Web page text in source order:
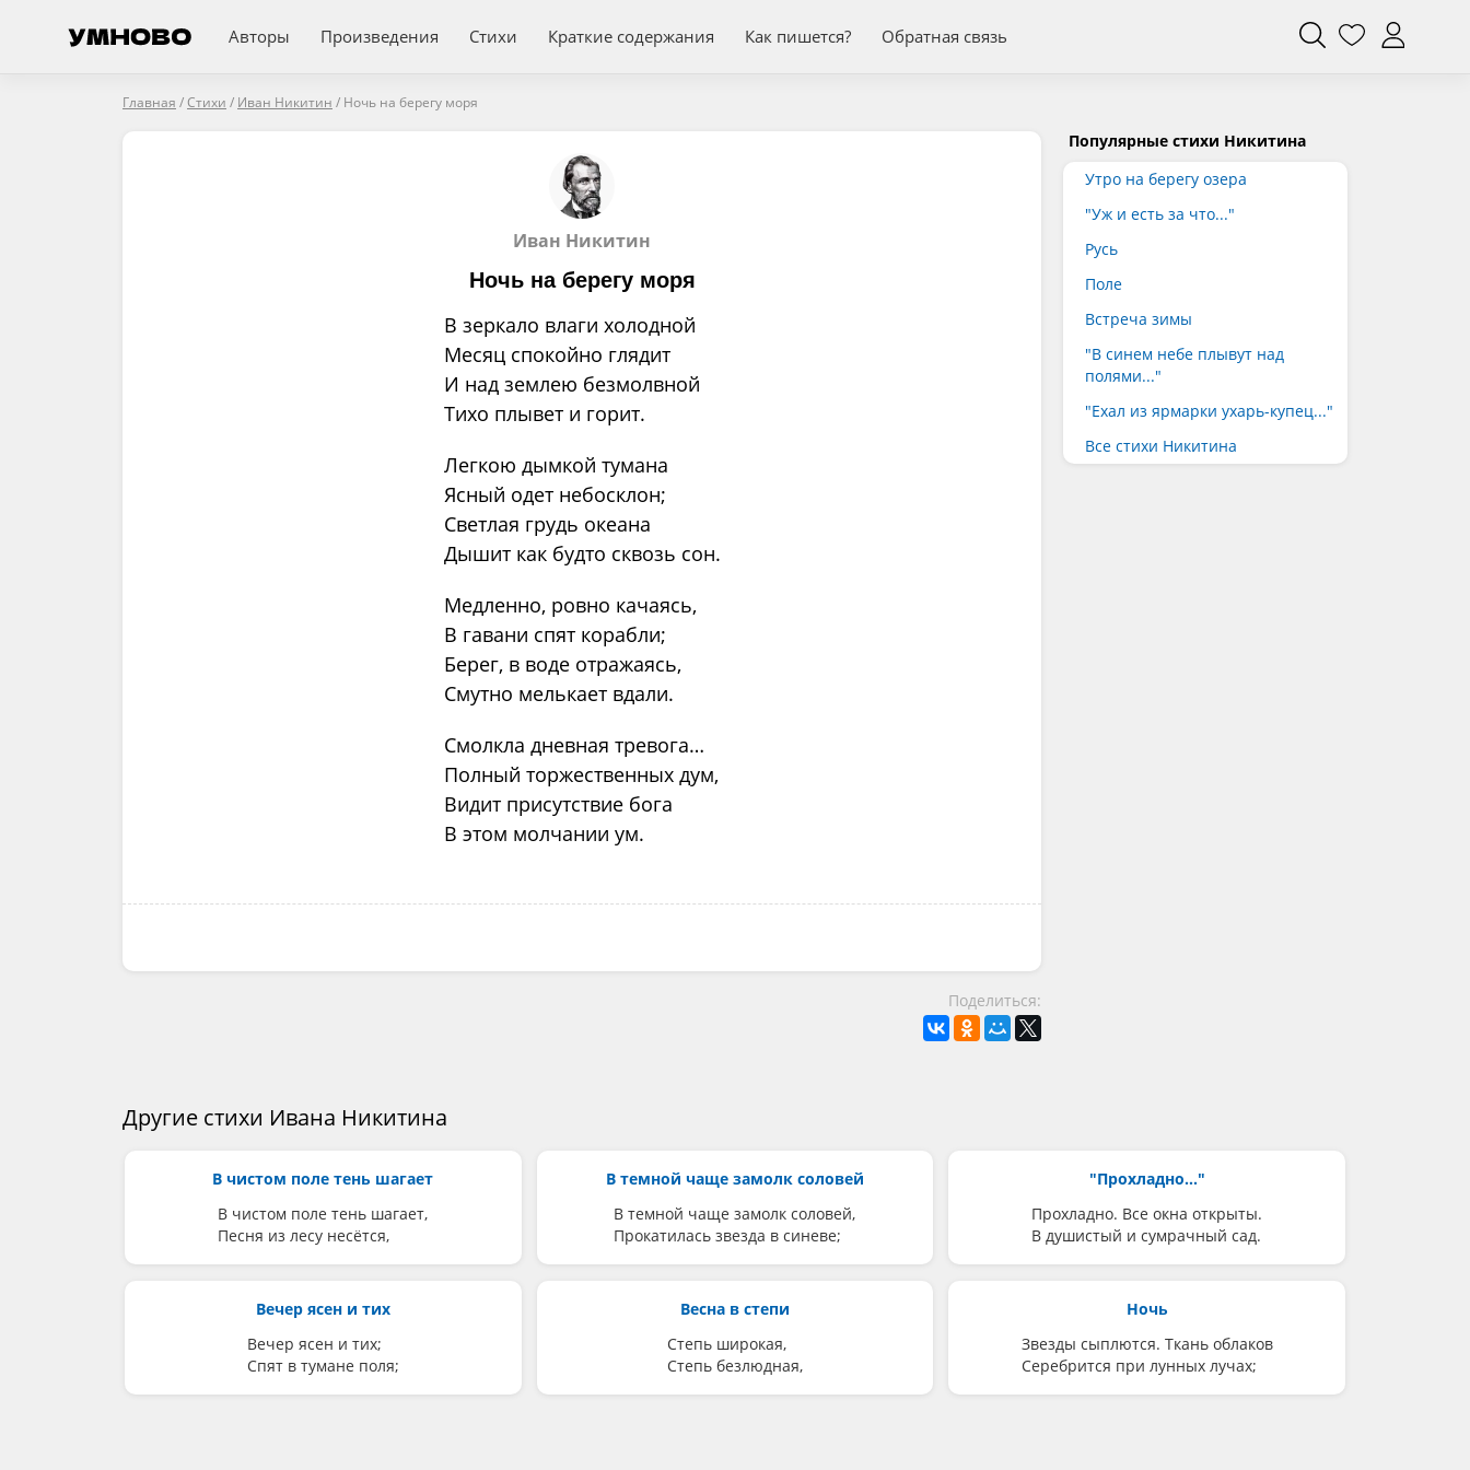
Авторы Произведения Стихи Краткие содержания Как пишется? Обратная связь
Главная /Стихи / Иван Никитин / Ночь на берегу моря
Иван Никитин
Ночь на берегу моря
В зеркало влаги холодной
Месяц спокойно глядит
И над землею безмолвной
Тихо плывет и горит.
Легкою дымкой тумана
Ясный одет небосклон;
Светлая грудь океана
Дышит как будто сквозь сон.
Медленно, ровно качаясь,
В гавани спят корабли;
Берег, в воде отражаясь,
Смутно мелькает вдали.
Смолкла дневная тревога…
Полный торжественных дум,
Видит присутствие бога
В этом молчании ум.
Поделиться:
Популярные стихи Никитина
Утро на берегу озера
"Уж и есть за что..."
Русь
Поле
Встреча зимы
"В синем небе плывут над
полями..."
"Ехал из ярмарки ухарь-купец..."
Все стихи Никитина
Другие стихи Ивана Никитина
В чистом поле тень шагает
В чистом поле тень шагает,
Песня из лесу несётся,
В темной чаще замолк соловей
В темной чаще замолк соловей,
Прокатилась звезда в синеве;
"Прохладно..."
Прохладно. Все окна открыты.
В душистый и сумрачный сад.
Вечер ясен и тих
Вечер ясен и тих;
Спят в тумане поля;
Весна в степи
Степь широкая,
Степь безлюдная,
Ночь
Звезды сыплются. Ткань облаков
Серебрится при лунных лучах;